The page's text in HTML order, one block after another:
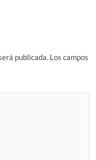
publicada. Los campos